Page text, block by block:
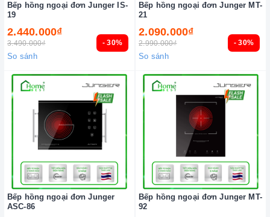
- 30%
Bếp hồng ngoại đơn Junger IS-
19
2.440.000₫
3.490.000₫
So sánh
- 30%
Bếp hồng ngoại đơn Junger MT-
21
2.090.000₫
2.990.000₫
So sánh
Bếp hồng ngoại đơn Junger
ASC-86
Bếp hồng ngoại đơn Junger MT-
92